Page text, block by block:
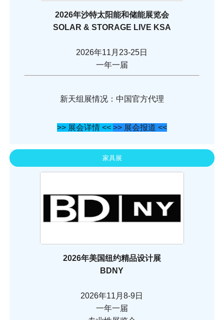
2026年沙特太阳能和储能展览会
SOLAR & STORAGE LIVE KSA
2026年11月23-25日
一年一届
新天组展情况：中国官方代理
>> 展会详情 << >> 展会报道 <<
家具展
2026年美国纽约精品设计展
BDNY
2026年11月8-9日
一年一届